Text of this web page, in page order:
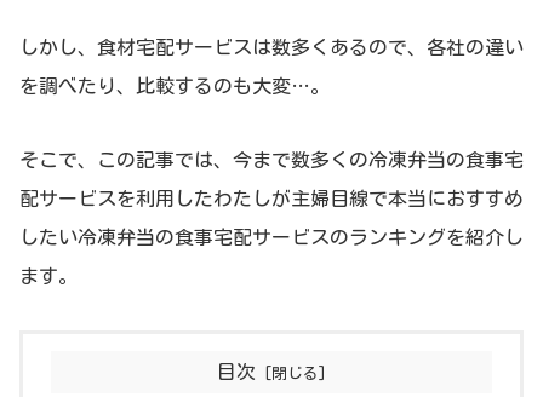
しかし、食材宅配サービスは数多くあるので、各社の違い
を調べたり、比較するのも大変…。
そこで、この記事では、今まで数多くの冷凍弁当の食事宅
配サービスを利用したわたしが主婦目線で本当におすすめ
したい冷凍弁当の食事宅配サービスのランキングを紹介し
ます。
目次